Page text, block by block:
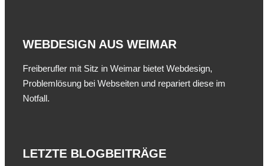
WEBDESIGN AUS WEIMAR
Freiberufler mit Sitz in Weimar bietet Webdesign,
Problemlösung bei Webseiten und repariert diese im
Notfall.
LETZTE BLOGBEITRÄGE